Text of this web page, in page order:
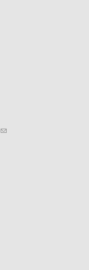
(link sends e-mail)